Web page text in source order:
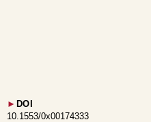
► DOI
10.1553/0x00174333